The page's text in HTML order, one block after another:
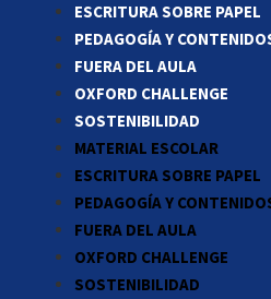
ESCRITURA SOBRE PAPEL
PEDAGOGÍA Y
FUERA DEL AULA
OXFORD CHALLENGE
SOSTENIBILIDAD
MATERIAL ESCOLAR
ESCRITURA SOBRE PAPEL
PEDAGOGÍA Y
FUERA DEL AULA
OXFORD CHALLENGE
SOSTENIBILIDAD